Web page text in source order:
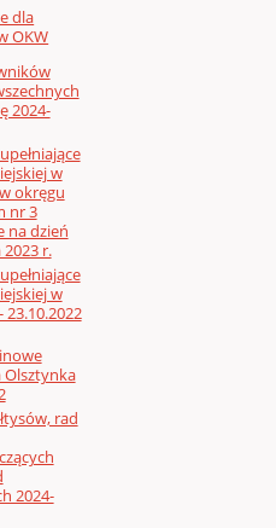
dla
OKW
2024-
w
okręgu
nr 3
na dzień
r.
w
Olsztynka
rad
2024-